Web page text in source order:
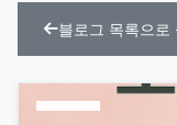
블로그 목록으로